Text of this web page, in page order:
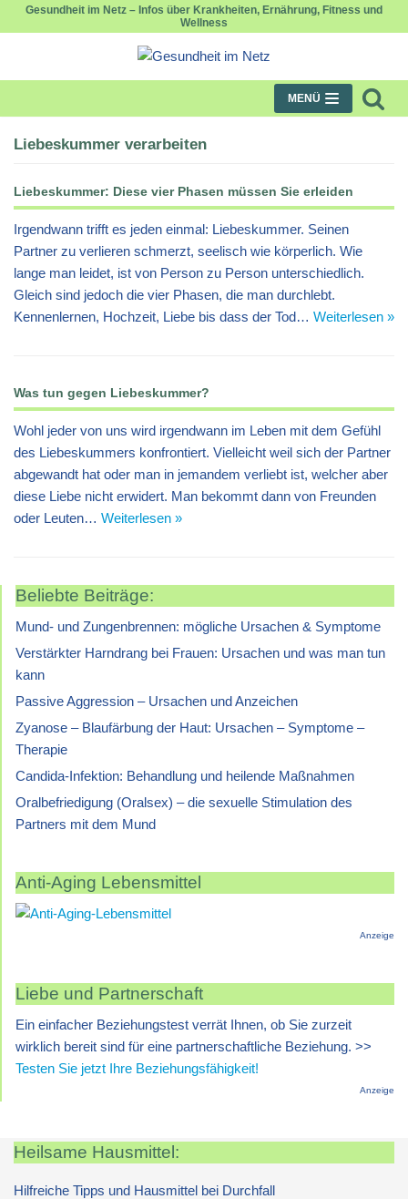
Gesundheit im Netz – Infos über Krankheiten, Ernährung, Fitness und
Wellness
MENÜ
Liebeskummer verarbeiten
Liebeskummer: Diese vier Phasen müssen Sie erleiden
Irgendwann trifft es jeden einmal: Liebeskummer. Seinen
Partner zu verlieren schmerzt, seelisch wie körperlich. Wie
lange man leidet, ist von Person zu Person unterschiedlich.
Gleich sind jedoch die vier Phasen, die man durchlebt.
Kennenlernen, Hochzeit, Liebe bis dass der Tod… Weiterlesen »
Was tun gegen Liebeskummer?
Wohl jeder von uns wird irgendwann im Leben mit dem Gefühl
des Liebeskummers konfrontiert. Vielleicht weil sich der Partner
abgewandt hat oder man in jemandem verliebt ist, welcher aber
diese Liebe nicht erwidert. Man bekommt dann von Freunden
oder Leuten… Weiterlesen »
Beliebte Beiträge:
Mund- und Zungenbrennen: mögliche Ursachen & Symptome
Verstärkter Harndrang bei Frauen: Ursachen und was man tun
kann
Passive Aggression – Ursachen und Anzeichen
Zyanose – Blaufärbung der Haut: Ursachen – Symptome –
Therapie
Candida-Infektion: Behandlung und heilende Maßnahmen
Oralbefriedigung (Oralsex) – die sexuelle Stimulation des
Partners mit dem Mund
Anti-Aging Lebensmittel
Anzeige
Liebe und Partnerschaft
Ein einfacher Beziehungstest verrät Ihnen, ob Sie zurzeit
wirklich bereit sind für eine partnerschaftliche Beziehung. >>
Testen Sie jetzt Ihre Beziehungsfähigkeit!
Anzeige
Heilsame Hausmittel:
Hilfreiche Tipps und Hausmittel bei Durchfall